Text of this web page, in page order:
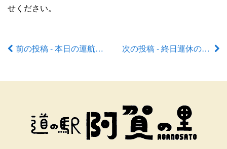
せください。
前前の投稿 - 本日の運航状況 次の投稿 - 終日運休のお知らせ